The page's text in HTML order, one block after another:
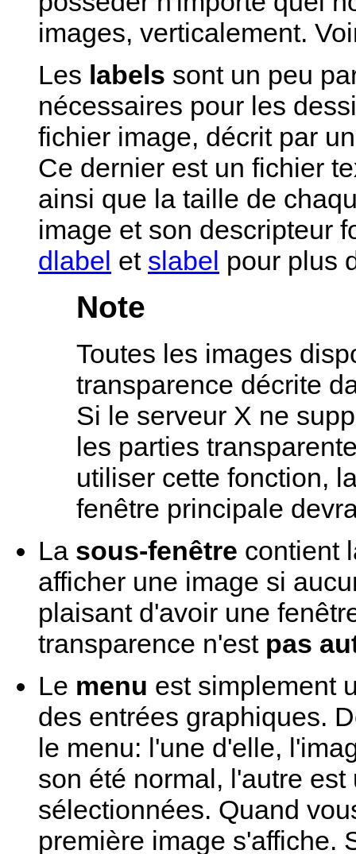
images, verticalement.
Les labels sont un peu
nécessaires pour les
fichier image, décrit par
Ce dernier est un fichier
ainsi que la taille de
image et son descripteur
dlabel et slabel pour plus
Note
Toutes les images
transparence décrite
Si le serveur X ne
les parties
utiliser cette fonction,
fenêtre principale
La sous-fenêtre contient
afficher une image si
plaisant d'avoir une
transparence n'est pas
Le menu est simplement
des entrées graphiques.
le menu: l'une d'elle,
son été normal, l'autre
sélectionnées. Quand
première image s'affiche.